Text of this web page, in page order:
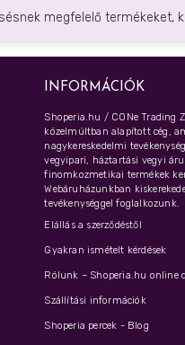
megfelelő termékeket,
INFORMÁCIÓK
Shoperia.hu / CONe Trading
közelmúltban alapított cég,
nagykereskedelmi
vegyipari, háztartási vegyi
finomkozmetikai termékek
Webáruházunkban
tevékenységgel foglalkozunk.
Elállás a szerződéstől
Gyakran ismételt kérdések
Rólunk – Shoperia.hu online
Szállítási információk
Shoperia percek - Blog